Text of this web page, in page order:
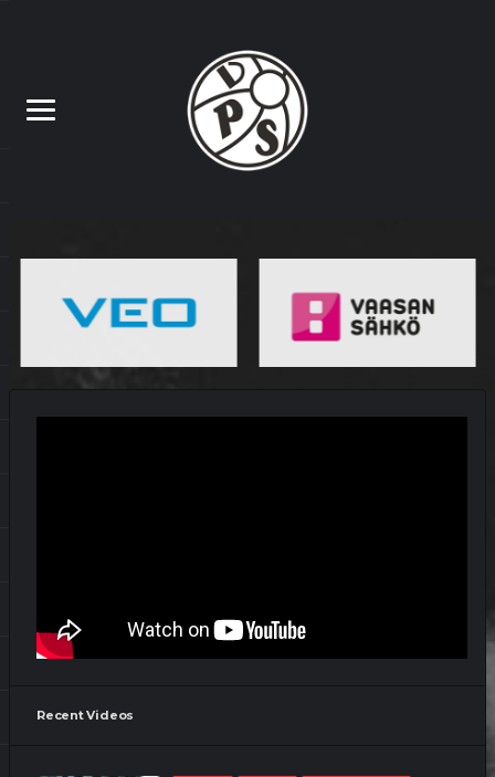
Recent Videos
MATSIT
OTTELUENNAKKO
YOUTUBE
ENNAKKO
9.7.2026
MATSIT MIEHET